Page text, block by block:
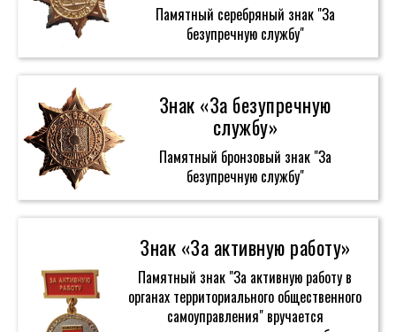
Памятный серебряный знак "За
безупречную службу"
Знак «За безупречную
службу»
Памятный бронзовый знак "За
безупречную службу"
Знак «За активную работу»
Памятный знак "За активную работу в
органах территориального общественного
самоуправления" вручается